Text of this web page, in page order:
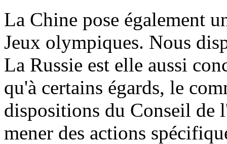
La Chine pose également
Jeux olympiques. Nous
La Russie est elle aussi
qu'à certains égards, le
dispositions du Conseil de
mener des actions